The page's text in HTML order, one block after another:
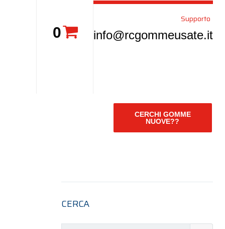
0
Supporto
info@rcgommeusate.it
CERCHI GOMME
NUOVE??
CERCA